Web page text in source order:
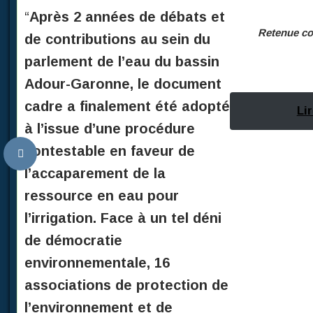
“Après 2 années de débats et
de contributions au sein du
parlement de l’eau du bassin
Adour-Garonne, le document
cadre a finalement été adopté
à l’issue d’une procédure
contestable en faveur de
l’accaparement de la
ressource en eau pour
l’irrigation. Face à un tel déni
de démocratie
environnementale, 16
associations de protection de
l’environnement et de
Retenue